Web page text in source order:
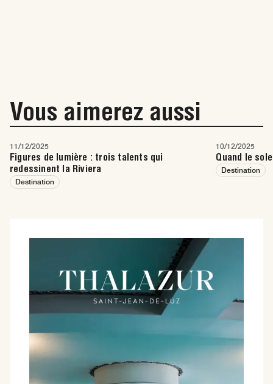
Vous aimerez aussi
11/12/2025
Figures de lumière : trois talents qui
redessinent la Riviera
Destination
10/12/2025
Quand le
Destination